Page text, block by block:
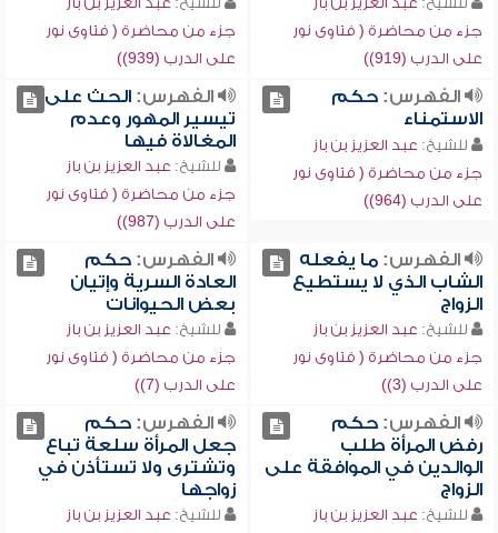
جزء من محاضرة ( فتاوى نور
على الدرب (919))
جزء من محاضرة ( فتاوى نور
على الدرب (939))
الفهرس:حكم
الاستمناء
للشيخ: عبد العزيز بن باز
جزء من محاضرة ( فتاوى نور
على الدرب (964))
الفهرس:الحث على
تيسير المهور وعدم
المغالاة فيها
للشيخ: عبد العزيز بن باز
جزء من محاضرة ( فتاوى نور
على الدرب (987))
الفهرس:ما يفعله
الشاب الذي لا يستطيع
الزواج
للشيخ: عبد العزيز بن باز
جزء من محاضرة ( فتاوى نور
على الدرب (3))
الفهرس:حكم
العادة السرية وإتيان
بعض الحيوانات
للشيخ: عبد العزيز بن باز
جزء من محاضرة ( فتاوى نور
على الدرب (7))
الفهرس:حكم
رفض المرأة طلب
الوالدين في الموافقة على
الزواج
للشيخ: عبد العزيز بن باز
الفهرس:حكم
جعل المرأة سلعة تباع
وتشترى ولا تستأذن في
زواجها
للشيخ: عبد العزيز بن باز